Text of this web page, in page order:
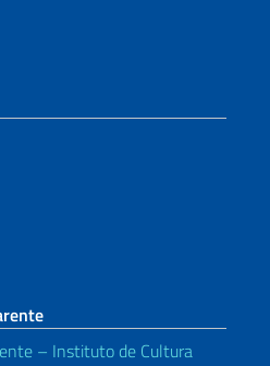
– Instituto de Cultura